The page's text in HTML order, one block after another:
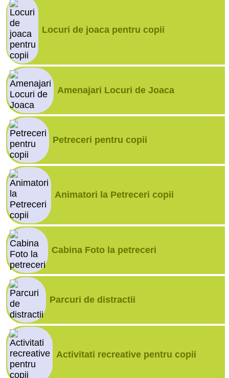
Locuri de joaca pentru copii
Amenajari Locuri de Joaca
Petreceri pentru copii
Animatori la Petreceri copii
Cabina Foto la petreceri
Parcuri de distractii
Activitati recreative pentru copii